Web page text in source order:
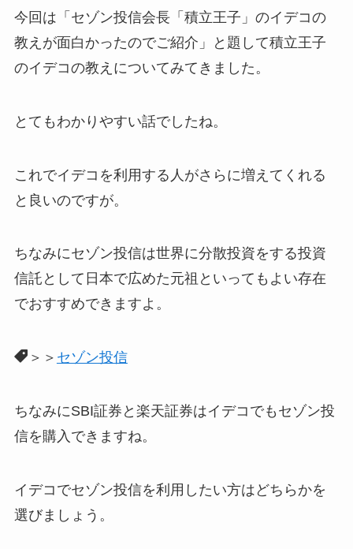
今回は「セゾン投信会長「積立王子」のイデコの
教えが面白かったのでご紹介」と題して積立王子
のイデコの教えについてみてきました。
とてもわかりやすい話でしたね。
これでイデコを利用する人がさらに増えてくれる
と良いのですが。
ちなみにセゾン投信は世界に分散投資をする投資
信託として日本で広めた元祖といってもよい存在
でおすすめできますよ。
＞＞ セゾン投信
ちなみにSBI証券と楽天証券はイデコでもセゾン投
信を購入できますね。
イデコでセゾン投信を利用したい方はどちらかを
選びましょう。